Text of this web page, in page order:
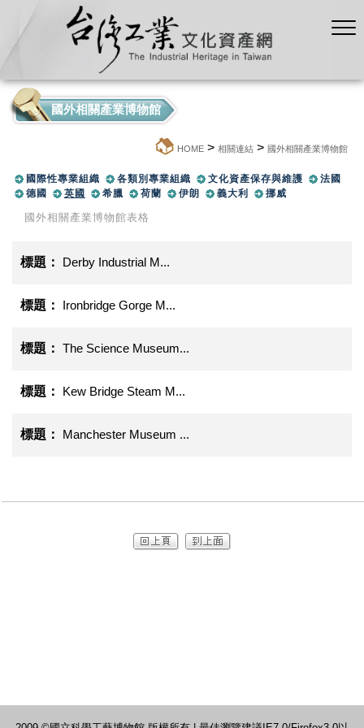
國外相關產業博物館
HOME > 相關連結 > 國外相關產業博物館
國際性專業組織 各類別專業組織 文化資產保存與維護
法國
德國
英國 希臘 荷蘭 伊朗 義大利 挪威
國外相關產業博物館表格
Derby Industrial M...
Ironbridge Gorge M...
The Science Museum...
Kew Bridge Steam M...
Manchester Museum ...